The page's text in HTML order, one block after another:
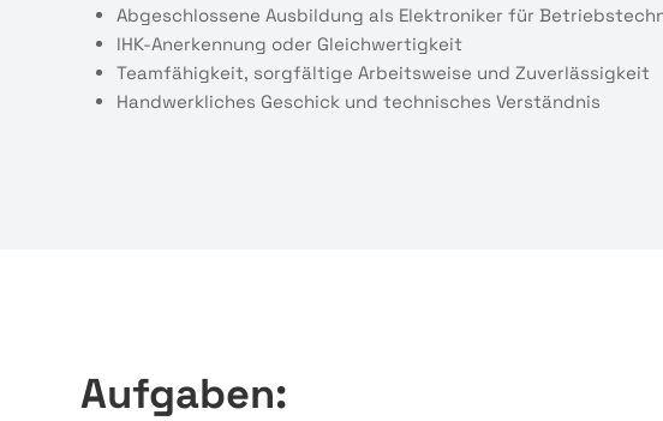
Abgeschlossene Ausbildung als Elektroniker für
IHK-Anerkennung oder Gleichwertigkeit
Teamfähigkeit, sorgfältige Arbeitsweise und Zuverlässigkeit
Handwerkliches Geschick und technisches Verständnis
Aufgaben: